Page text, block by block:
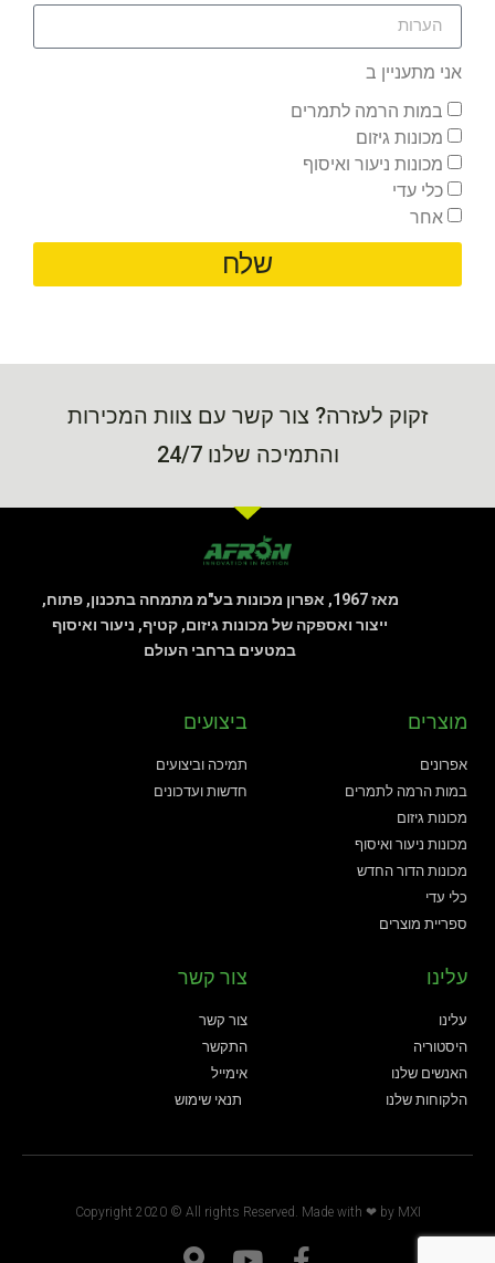
אני מתעניין ב
במות הרמה לתמרים
מכונות גיזום
מכונות ניעור ואיסוף
כלי עדי
אחר
שלח
זקוק לעזרה? צור קשר עם צוות המכירות
והתמיכה שלנו 24/7
מאז 1967, אפרון מכונות בע"מ מתמחה בתכנון, פתוח,
ייצור ואספקה של מכונות גיזום, קטיף, ניעור ואיסוף
במטעים ברחבי העולם
מוצרים
אפרונים
במות הרמה לתמרים
מכונות גיזום
מכונות ניעור ואיסוף
מכונות הדור החדש
כלי עדי
ספריית מוצרים
ביצועים
תמיכה וביצועים
חדשות ועדכונים
עלינו
עלינו
היסטוריה
האנשים שלנו
הלקוחות שלנו
צור קשר
צור קשר
התקשר
אימייל
תנאי שימוש
Copyright 2020 © All rights Reserved. Made with ❤ by MXI